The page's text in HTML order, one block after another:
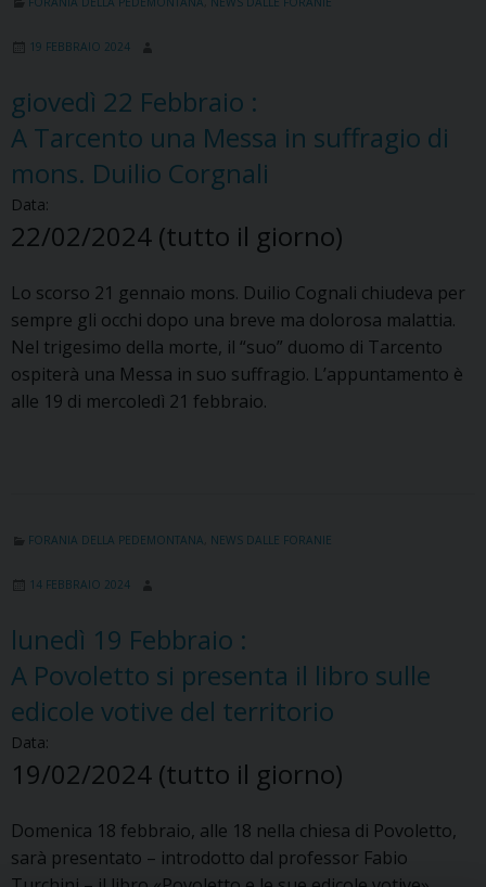
19 FEBBRAIO 2024
giovedì 22 Febbraio :
A Tarcento una Messa in suffragio di
mons. Duilio Corgnali
Data:
22/02/2024 (tutto il giorno)
Lo scorso 21 gennaio mons. Duilio Cognali chiudeva per
sempre gli occhi dopo una breve ma dolorosa malattia.
Nel trigesimo della morte, il “suo” duomo di Tarcento
ospiterà una Messa in suo suffragio. L’appuntamento è
alle 19 di mercoledì 21 febbraio.
FORANIA DELLA PEDEMONTANA NEWS DALLE FORANIE
14 FEBBRAIO 2024
lunedì 19 Febbraio :
A Povoletto si presenta il libro sulle
edicole votive del territorio
Data:
19/02/2024 (tutto il giorno)
Domenica 18 febbraio, alle 18 nella chiesa di Povoletto,
sarà presentato – introdotto dal professor Fabio